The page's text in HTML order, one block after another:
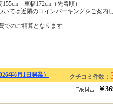
車幅172cm（先着順）
ては近隣のコインパーキングをご案内
でのご精算となります
年6月1日開業） クチコミ件数：
￥